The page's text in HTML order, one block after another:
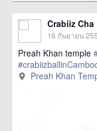
Crabiiz Cha
16 กันยายน
Preah Khan temple
Preah Khan